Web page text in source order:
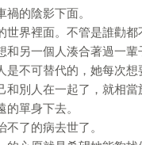
的陰影下面。
世界裡面。不管是誰勸
另一個人湊合著過一輩
不可替代的，她每次
別人在一起了，就相當
單身下去。
了的病去世了。